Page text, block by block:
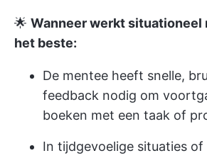
🌟 Wanneer werkt situationeel
het beste:
De mentee heeft snelle,
feedback nodig om
boeken met een taak of
In tijdgevoelige situaties